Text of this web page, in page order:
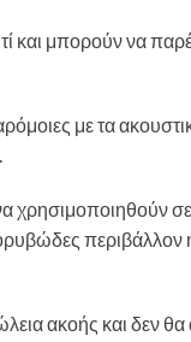
και μπορούν να
με τα
χρησιμοποιηθούν
περιβάλλον
ακοής και δεν